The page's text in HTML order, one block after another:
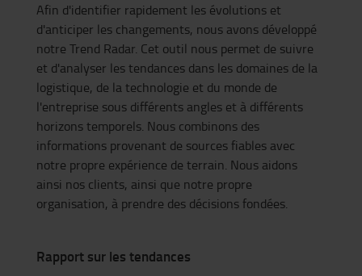
Afin d'identifier rapidement les évolutions et
d'anticiper les changements, nous avons développé
notre Trend Radar. Cet outil nous permet de suivre
et d'analyser les tendances dans les domaines de la
logistique, de la technologie et du monde de
l'entreprise sous différents angles et à différents
horizons temporels. Nous combinons des
informations provenant de sources fiables avec
notre propre expérience de terrain. Nous aidons
ainsi nos clients, ainsi que notre propre
organisation, à prendre des décisions fondées.
Rapport sur les tendances